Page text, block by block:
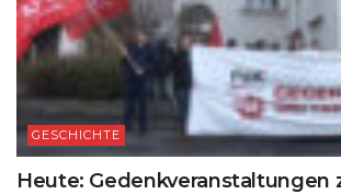
GESCHICHTE
Heute: Gedenkveranstaltungen